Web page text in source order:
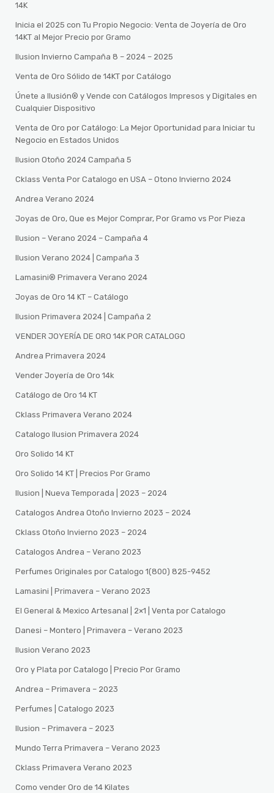
14K
Inicia el 2025 con Tu Propio Negocio: Venta de Joyería de Oro
14KT al Mejor Precio por Gramo
Ilusion Invierno Campaña 8 – 2024 – 2025
Venta de Oro Sólido de 14KT por Catálogo
Únete a Ilusión® y Vende con Catálogos Impresos y Digitales en
Cualquier Dispositivo
Venta de Oro por Catálogo: La Mejor Oportunidad para Iniciar tu
Negocio en Estados Unidos
Ilusion Otoño 2024 Campaña 5
Cklass Venta Por Catalogo en USA – Otono Invierno 2024
Andrea Verano 2024
Joyas de Oro, Que es Mejor Comprar, Por Gramo vs Por Pieza
Ilusion – Verano 2024 – Campaña 4
Ilusion Verano 2024 | Campaña 3
Lamasini®️ Primavera Verano 2024
Joyas de Oro 14 KT – Catálogo
Ilusion Primavera 2024 | Campaña 2
VENDER JOYERÍA DE ORO 14K POR CATALOGO
Andrea Primavera 2024
Vender Joyería de Oro 14k
Catálogo de Oro 14 KT
Cklass Primavera Verano 2024
Catalogo Ilusion Primavera 2024
Oro Solido 14 KT
Oro Solido 14 KT | Precios Por Gramo
Ilusion | Nueva Temporada | 2023 – 2024
Catalogos Andrea Otoño Invierno 2023 – 2024
Cklass Otoño Invierno 2023 – 2024
Catalogos Andrea – Verano 2023
Perfumes Originales por Catalogo 1(800) 825-9452
Lamasini | Primavera – Verano 2023
El General & Mexico Artesanal | 2×1 | Venta por Catalogo
Danesi – Montero | Primavera – Verano 2023
Ilusion Verano 2023
Oro y Plata por Catalogo | Precio Por Gramo
Andrea – Primavera – 2023
Perfumes | Catalogo 2023
Ilusion – Primavera – 2023
Mundo Terra Primavera – Verano 2023
Cklass Primavera Verano 2023
Como vender Oro de 14 Kilates